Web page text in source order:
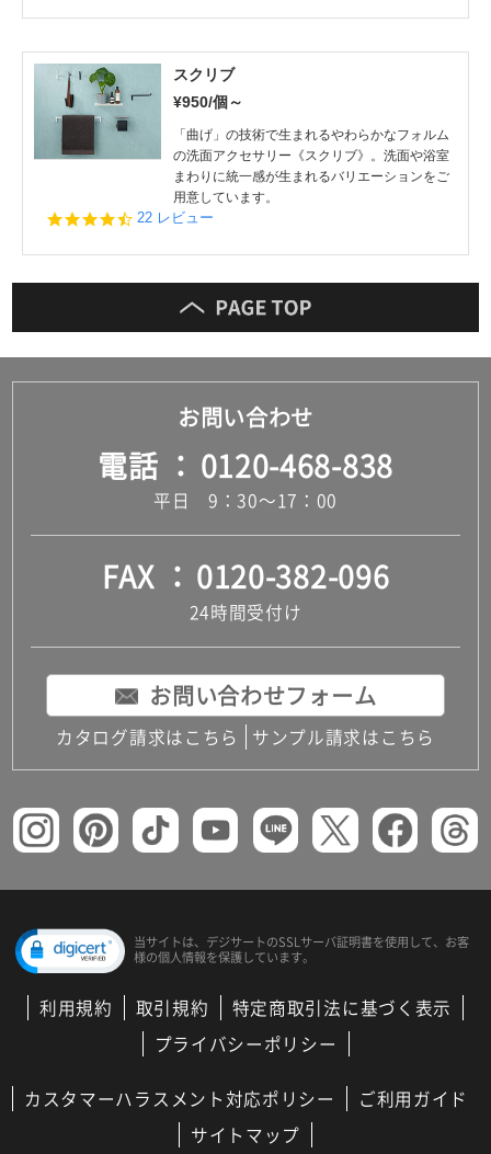
rating
スクリブ
¥950/個～
「曲げ」の技術で生まれるやわらかなフォルム
の洗面アクセサリー《スクリブ》。洗面や浴室
まわりに統一感が生まれるバリエーションをご
用意しています。
4.5
rating
22 レビュー
お問い合わせ
電話 0120-468-838
平日 9：30～17：00
FAX 0120-382-096
24時間受付け
お問い合わせフォーム
カタログ請求はこちら サンプル請求はこちら
当サイトは、デジサートのSSLサーバ証明書を使用して、 お客
様の個人情報を保護しています。
利用規約 取引規約
特定商取引法に基づく表示
プライバシーポリシー
カスタマーハラスメント対応ポリシー
ご利用ガイド
サイトマップ